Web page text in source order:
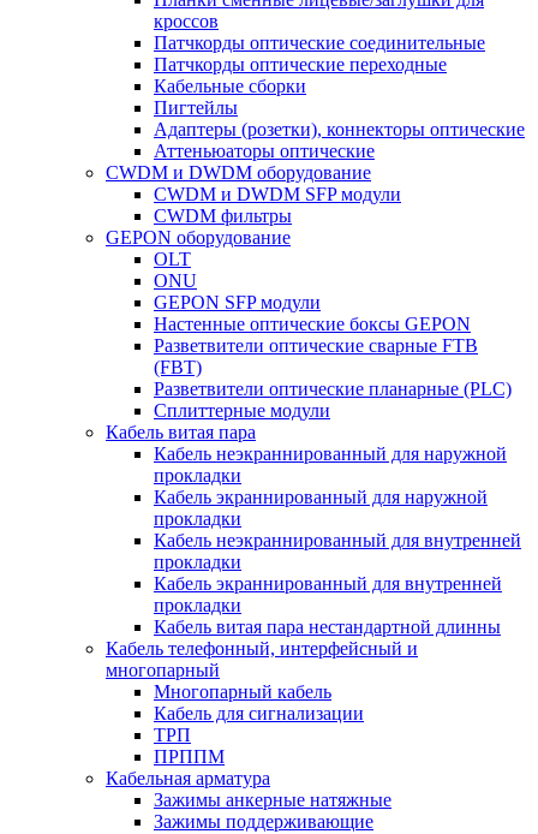
кроссов
Патчкорды оптические соединительные
Патчкорды оптические переходные
Кабельные сборки
Пигтейлы
Адаптеры (розетки), коннекторы оптические
Аттеньюаторы оптические
CWDM и DWDM оборудование
CWDM и DWDM SFP модули
CWDM фильтры
GEPON оборудование
OLT
ONU
GEPON SFP модули
Настенные оптические боксы GEPON
Разветвители оптические сварные FTB
(FBT)
Разветвители оптические планарные (PLC)
Сплиттерные модули
Кабель витая пара
Кабель неэкраннированный для наружной
прокладки
Кабель экраннированный для наружной
прокладки
Кабель неэкраннированный для внутренней
прокладки
Кабель экраннированный для внутренней
прокладки
Кабель витая пара нестандартной длинны
Кабель телефонный, интерфейсный и
многопарный
Многопарный кабель
Кабель для сигнализации
ТРП
ПРППМ
Кабельная арматура
Зажимы анкерные натяжные
Зажимы поддерживающие